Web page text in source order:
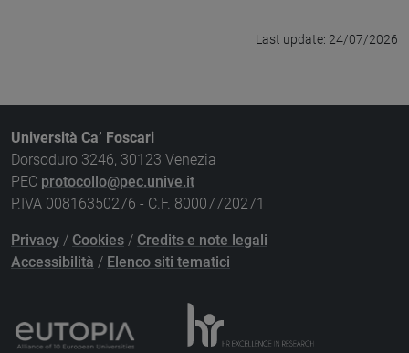
Last update: 24/07/2026
Università Ca’ Foscari
Dorsoduro 3246, 30123 Venezia
PEC protocollo@pec.unive.it
P.IVA 00816350276 - C.F. 80007720271
Privacy / Cookies / Credits e note legali
Accessibilità / Elenco siti tematici